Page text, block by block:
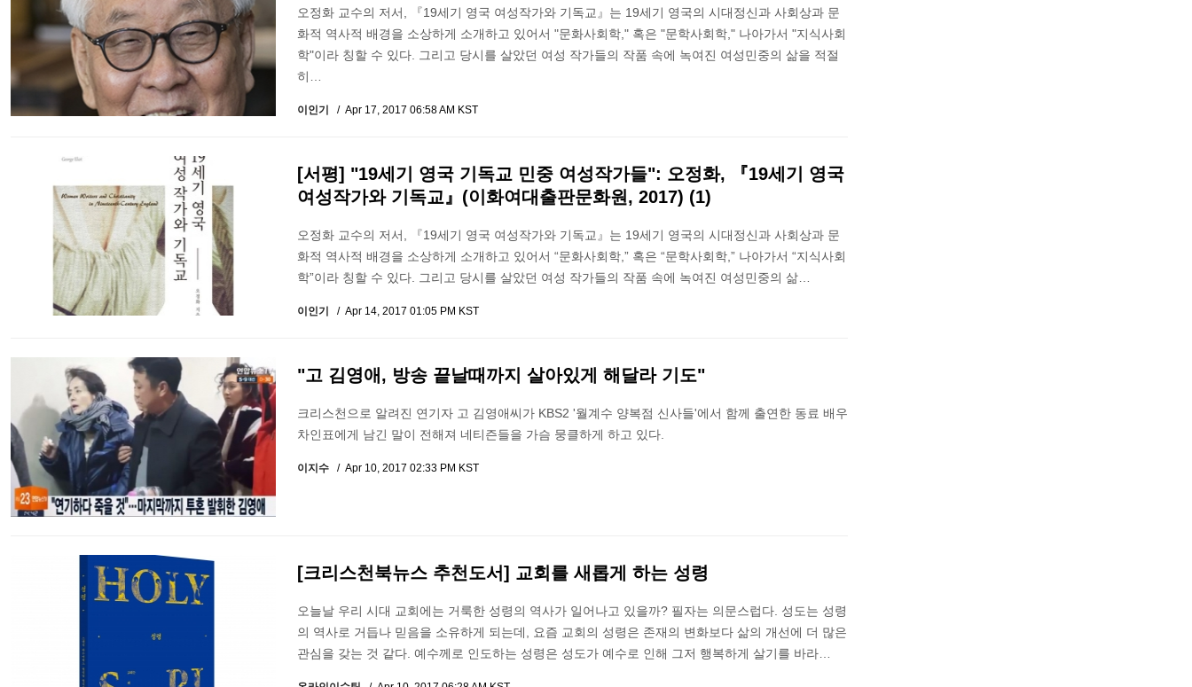
오정화 교수의 저서, 『19세기 영국 여성작가와 기독교』는 19세기 영국의 시대정신과 사회상과 문
화적 역사적 배경을 소상하게 소개하고 있어서 "문화사회학," 혹은 "문학사회학," 나아가서 "지식사회
학"이라 칭할 수 있다. 그리고 당시를 살았던 여성 작가들의 작품 속에 녹여진 여성민중의 삶을 적절
히…
이인기 Apr 17, 2017 06:58 AM KST
[서평] "19세기 영국 기독교 민중 여성작가들": 오정화, 『19세기 영국
여성작가와 기독교』(이화여대출판문화원, 2017) (1)
오정화 교수의 저서, 『19세기 영국 여성작가와 기독교』는 19세기 영국의 시대정신과 사회상과 문
화적 역사적 배경을 소상하게 소개하고 있어서 “문화사회학,” 혹은 “문학사회학,” 나아가서 “지식사회
학”이라 칭할 수 있다. 그리고 당시를 살았던 여성 작가들의 작품 속에 녹여진 여성민중의 삶…
이인기 Apr 14, 2017 01:05 PM KST
"고 김영애, 방송 끝날때까지 살아있게 해달라 기도"
크리스천으로 알려진 연기자 고 김영애씨가 KBS2 '월계수 양복점 신사들'에서 함께 출연한 동료 배우
차인표에게 남긴 말이 전해져 네티즌들을 가슴 뭉클하게 하고 있다.
이지수 Apr 10, 2017 02:33 PM KST
[크리스천북뉴스 추천도서] 교회를 새롭게 하는 성령
오늘날 우리 시대 교회에는 거룩한 성령의 역사가 일어나고 있을까? 필자는 의문스럽다. 성도는 성령
의 역사로 거듭나 믿음을 소유하게 되는데, 요즘 교회의 성령은 존재의 변화보다 삶의 개선에 더 많은
관심을 갖는 것 같다. 예수께로 인도하는 성령은 성도가 예수로 인해 그저 행복하게 살기를 바라…